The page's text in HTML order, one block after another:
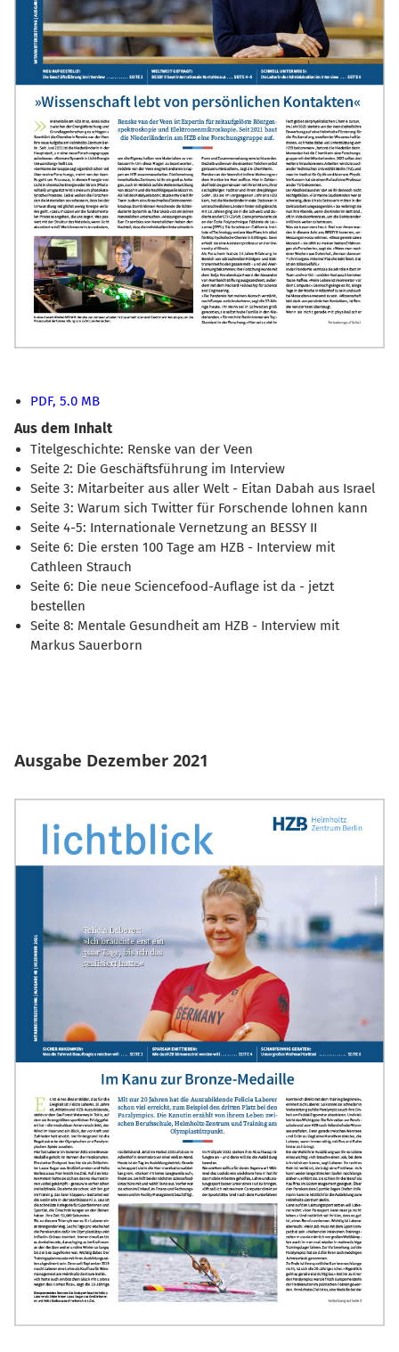
PDF, 5.0 MB
Aus dem Inhalt
Titelgeschichte: Renske van der Veen
Seite 2: Die Geschäftsführung im Interview
Seite 3: Mitarbeiter aus aller Welt - Eitan Dabah aus Israel
Seite 3: Warum sich Twitter für Forschende lohnen kann
Seite 4-5: Internationale Vernetzung an BESSY II
Seite 6: Die ersten 100 Tage am HZB - Interview mit
Cathleen Strauch
Seite 6: Die neue Sciencefood-Auflage ist da - jetzt
bestellen
Seite 8: Mentale Gesundheit am HZB - Interview mit
Markus Sauerborn
Ausgabe Dezember 2021